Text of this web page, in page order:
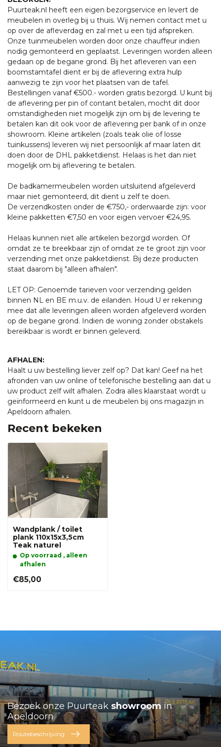
Puurteak.nl heeft een eigen bezorgservice en levert de
meubelen in overleg bij u thuis. Wij nemen contact met u
op over de afleverdag en zal met u een tijd afspreken.
Onze tuinmeubelen worden door onze chauffeur indien
nodig gemonteerd en geplaatst. Leveringen worden alleen
gedaan op de begane grond. Bij het afleveren van een
boomstamtafel dient er bij de aflevering extra hulp
aanwezig te zijn voor het plaatsen van de tafel.
Bestellingen vanaf €500.- worden gratis bezorgd. U kunt bij
de aflevering per pin of contant betalen, mocht dit door
omstandigheden niet mogelijk zijn om bij de levering te
betalen kan dit ook voor de aflevering per bank of in onze
showroom. Kleine artikelen (zoals teak olie of losse
tuinkussens) leveren wij niet persoonlijk af maar laten dit
doen door de DHL pakketdienst. Helaas is het dan niet
mogelijk om bij aflevering te betalen.
De badkamermeubelen worden uitsluitend afgeleverd
maar niet gemonteerd, dit dient u zelf te doen.
De verzendkosten onder de €750,- orderwaarde zijn: voor
kleine pakketten €7,50 en voor eigen vervoer €24,95.
Helaas kunnen niet alle artikelen bezorgd worden. Of
omdat ze te breekbaar zijn of omdat ze te groot zijn voor
verzending met onze pakketdienst. Bij deze producten
staat daarom bij "alleen afhalen".
LET OP: Genoemde tarieven voor verzending gelden
binnen NL en BE m.u.v. de eilanden. Houd U er rekening
mee dat alle leveringen alleen worden afgeleverd worden
op de begane grond. Indien de woning zonder obstakels
bereikbaar is wordt er binnen geleverd.
AFHALEN:
Haalt u uw bestelling liever zelf op? Dat kan! Geef na het
afronden van uw online of telefonische bestelling aan dat u
uw product zelf wilt afhalen. Zodra alles klaarstaat wordt u
geïnformeerd en kunt u de meubelen bij ons magazijn in
Apeldoorn afhalen.
Recent bekeken
Wandplank / toilet
plank 110x15x3,5cm
Teak naturel
Op voorraad , alleen
afhalen
€85,00
Bezoek onze Puurteak showroom in
Apeldoorn
Routebeschrijving